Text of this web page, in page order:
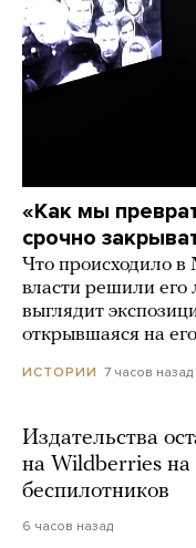
«Как мы
срочно
Что происходило
власти решили его
выглядит
открывшаяся на
ИСТОРИИ 7 часов назад
Издательства
на Wildberries на
беспилотников
6 часов назад